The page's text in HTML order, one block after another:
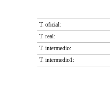
T. oficial:
T. real:
T. intermedio:
T. intermedio1: